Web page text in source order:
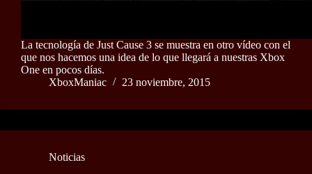
La tecnología de Just Cause 3 se muestra en otro vídeo con el
que nos hacemos una idea de lo que llegará a nuestras Xbox
One en pocos días.
XboxManiac
23 noviembre, 2015
Noticias